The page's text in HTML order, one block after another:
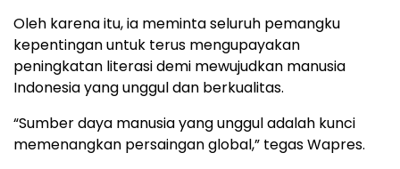
Oleh karena itu, ia meminta seluruh pemangku
kepentingan untuk terus mengupayakan
peningkatan literasi demi mewujudkan manusia
Indonesia yang unggul dan berkualitas.
“Sumber daya manusia yang unggul adalah kunci
memenangkan persaingan global,” tegas Wapres.